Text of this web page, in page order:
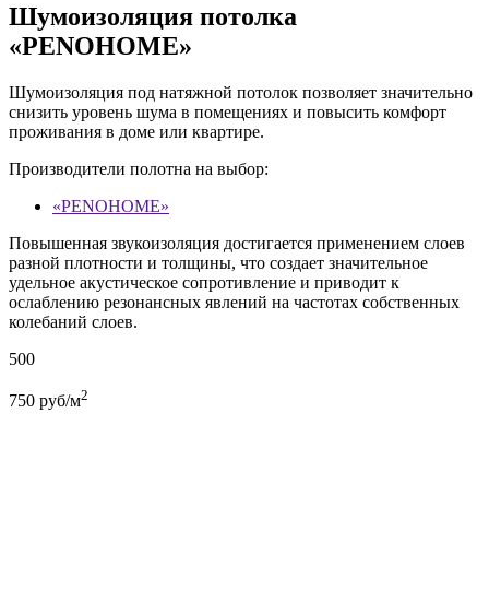
Шумоизоляция потолка
«PENOHOME»
Шумоизоляция под натяжной потолок позволяет значительно
снизить уровень шума в помещениях и повысить комфорт
проживания в доме или квартире.
Производители полотна на выбор:
«PENOHOME»
Повышенная звукоизоляция достигается применением слоев
разной плотности и толщины, что создает значительное
удельное акустическое сопротивление и приводит к
ослаблению резонансных явлений на частотах собственных
колебаний слоев.
500
750 руб/м2